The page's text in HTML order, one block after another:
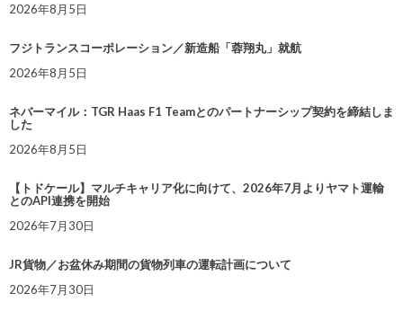
2026年8月5日
フジトランスコーポレーション／新造船「蓉翔丸」就航
2026年8月5日
ネバーマイル：TGR Haas F1 Teamとのパートナーシップ契約を締結しま
した
2026年8月5日
【トドケール】マルチキャリア化に向けて、2026年7月よりヤマト運輸
とのAPI連携を開始
2026年7月30日
JR貨物／お盆休み期間の貨物列車の運転計画について
2026年7月30日